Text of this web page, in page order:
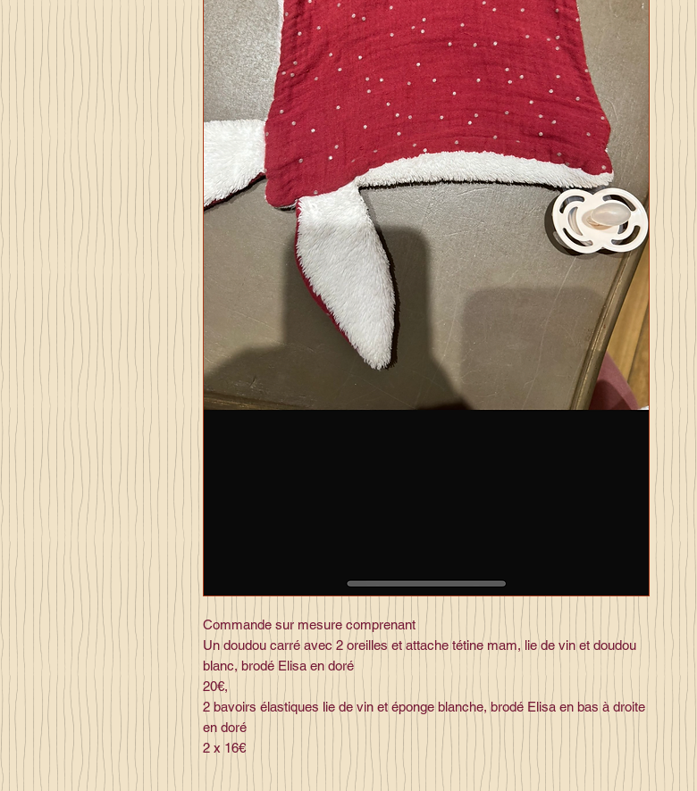
Commande sur mesure comprenant
Un doudou carré avec 2 oreilles et attache tétine mam, lie de vin et doudou
blanc, brodé Elisa en doré
20€,
2 bavoirs élastiques lie de vin et éponge blanche, brodé Elisa en bas à droite
en doré
2 x 16€